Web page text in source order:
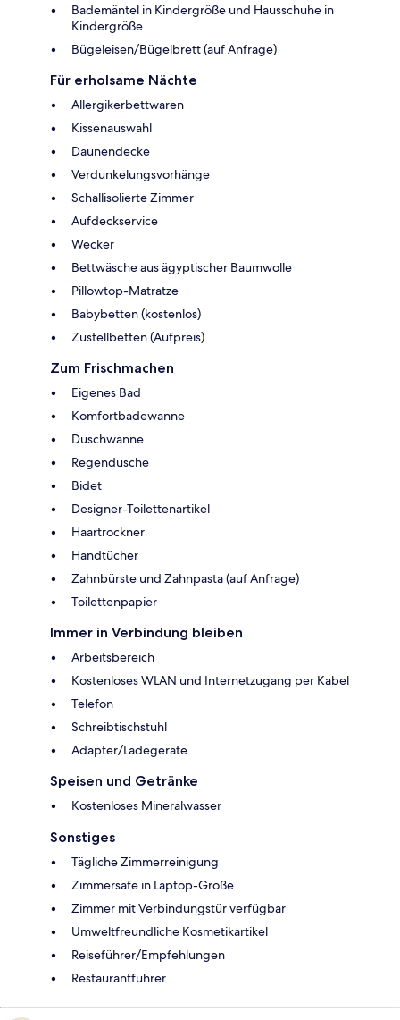
Bademäntel in Kindergröße und Hausschuhe in
Kindergröße
Bügeleisen/Bügelbrett (auf Anfrage)
Für erholsame Nächte
Allergikerbettwaren
Kissenauswahl
Daunendecke
Verdunkelungsvorhänge
Schallisolierte Zimmer
Aufdeckservice
Wecker
Bettwäsche aus ägyptischer Baumwolle
Pillowtop-Matratze
Babybetten (kostenlos)
Zustellbetten (Aufpreis)
Zum Frischmachen
Eigenes Bad
Komfortbadewanne
Duschwanne
Regendusche
Bidet
Designer-Toilettenartikel
Haartrockner
Handtücher
Zahnbürste und Zahnpasta (auf Anfrage)
Toilettenpapier
Immer in Verbindung bleiben
Arbeitsbereich
Kostenloses WLAN und Internetzugang per Kabel
Telefon
Schreibtischstuhl
Adapter/Ladegeräte
Speisen und Getränke
Kostenloses Mineralwasser
Sonstiges
Tägliche Zimmerreinigung
Zimmersafe in Laptop-Größe
Zimmer mit Verbindungstür verfügbar
Umweltfreundliche Kosmetikartikel
Reiseführer/Empfehlungen
Restaurantführer